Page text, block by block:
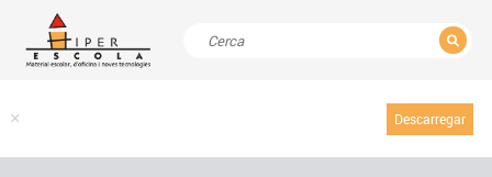
Descarregar